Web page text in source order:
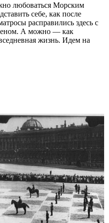
любоваться Морским
себе, как после
расправились здесь с
А можно — как
жизнь. Идем на